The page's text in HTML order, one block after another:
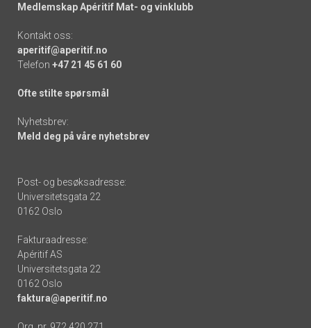
Medlemskap Apéritif Mat- og vinklubb
Kontakt oss:
aperitif@aperitif.no
Telefon +47 21 45 61 60
Ofte stilte spørsmål
Nyhetsbrev:
Meld deg på våre nyhetsbrev
Post- og besøksadresse:
Universitetsgata 22
0162 Oslo
Fakturaadresse:
Apéritif AS
Universitetsgata 22
0162 Oslo
faktura@aperitif.no